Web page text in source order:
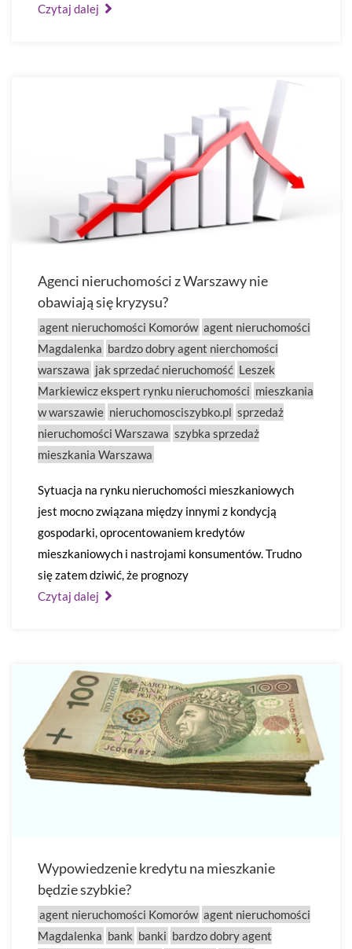
Czytaj dalej
Agenci nieruchomości z Warszawy nie
obawiają się kryzysu?
agent nieruchomości Komorów agent nieruchomości
Magdalenka bardzo dobry agent nierchomości
warszawa jak sprzedać nieruchomość Leszek
Markiewicz ekspert rynku nieruchomości mieszkania
w warszawie nieruchomosciszybko.pl sprzedaż
nieruchomości Warszawa szybka sprzedaż
mieszkania Warszawa
Sytuacja na rynku nieruchomości mieszkaniowych
jest mocno związana między innymi z kondycją
gospodarki, oprocentowaniem kredytów
mieszkaniowych i nastrojami konsumentów. Trudno
się zatem dziwić, że prognozy
Czytaj dalej
Wypowiedzenie kredytu na mieszkanie
będzie szybkie?
agent nieruchomości Komorów agent nieruchomości
Magdalenka bank banki bardzo dobry agent